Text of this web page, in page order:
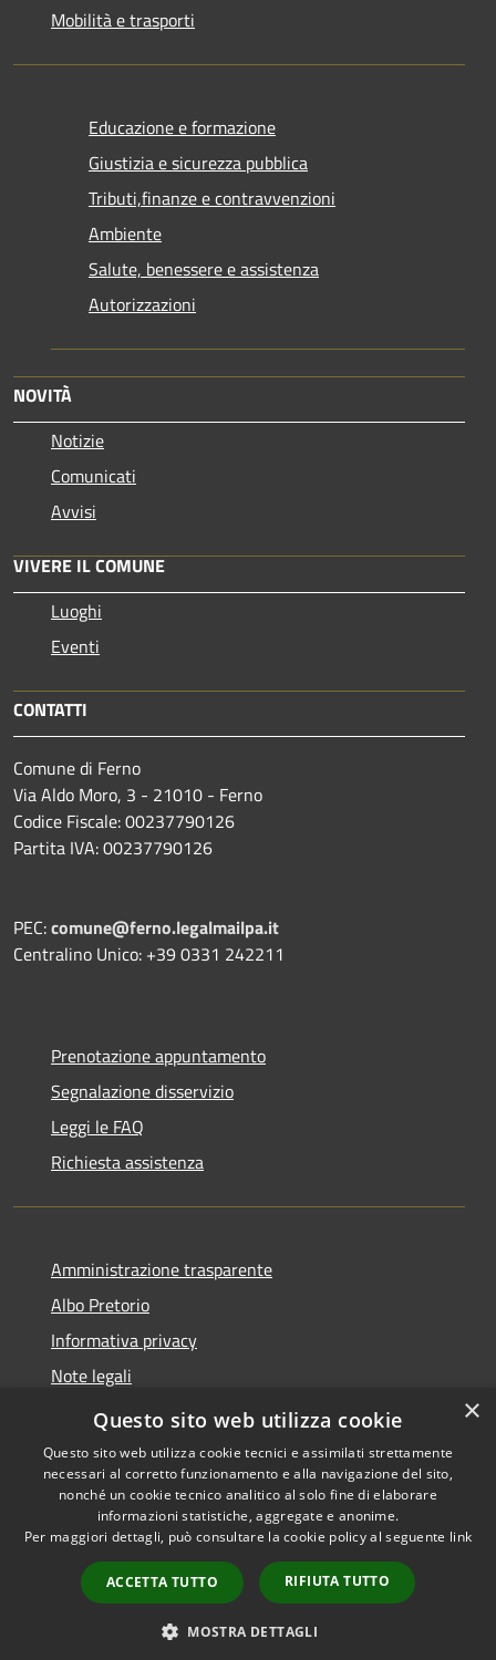
Mobilità e trasporti
Educazione e formazione
Giustizia e sicurezza pubblica
Tributi,finanze e contravvenzioni
Ambiente
Salute, benessere e assistenza
Autorizzazioni
NOVITÀ
Notizie
Comunicati
Avvisi
VIVERE IL COMUNE
Luoghi
Eventi
CONTATTI
Comune di Ferno
Via Aldo Moro, 3 - 21010 - Ferno
Codice Fiscale: 00237790126
Partita IVA: 00237790126
PEC:comune@ferno.legalmailpa.it
Centralino Unico: +39 0331 242211
Prenotazione appuntamento
Segnalazione disservizio
Leggi le FAQ
Richiesta assistenza
Amministrazione trasparente
Albo Pretorio
Informativa privacy
Note legali
Dichiarazione di accessibilità
Accessibilità
Copyright © 2026 • Comune di
Ferno • Powered by
Municipium•
Accesso
redazione
×
Questo sito web utilizza cookie
Questo sito web utilizza cookie tecnici e assimilati strettamente
necessari al corretto funzionamento e alla navigazione del sito,
nonché un cookie tecnico analitico al solo fine di elaborare
informazioni statistiche, aggregate e anonime.
Per maggiori dettagli, può consultare la cookie policy al seguente link
ACCETTA TUTTO RIFIUTA TUTTO
MOSTRA DETTAGLI